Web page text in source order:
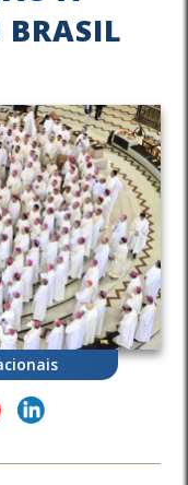
BRASIL